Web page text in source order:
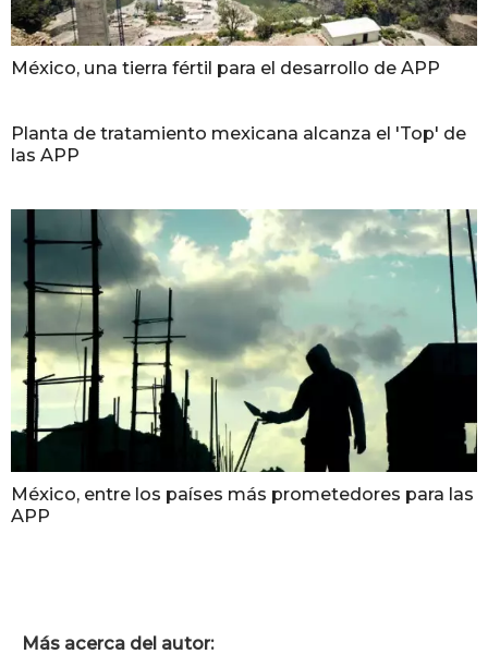
México, una tierra fértil para el desarrollo de APP
Planta de tratamiento mexicana alcanza el 'Top' de
las APP
México, entre los países más prometedores para las
APP
Más acerca del autor: